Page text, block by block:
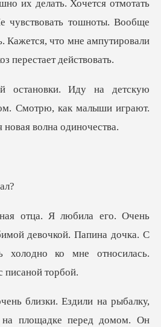
чувствовать тошноты. Вообще
Кажется,
Смотрю, как малыши играют
девочкой. Папина дочка. С
хол
,
на площадке перед домом. Он